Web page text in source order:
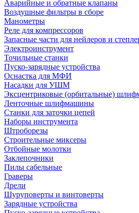
Аварийные и обратные клапаны
Воздушные фильтры в сборе
Манометры
Реле для компрессоров
Запасные части для нейлеров и
Электроинструмент
Точильные станки
Пуско-зарядные устройства
Оснастка для МФИ
Насадки для УШМ
Эксцентриковые (орбитальные)
Ленточные шлифмашины
Станки для заточки цепей
Наборы инструмента
Штроборезы
Строительные миксеры
Отбойные молотки
Заклепочники
Пилы сабельные
Граверы
Дрели
Шуруповерты и винтоверты
Зарядные устройства